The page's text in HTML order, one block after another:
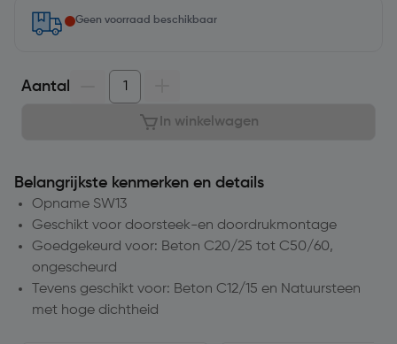
Geen voorraad beschikbaar
Aantal
In winkelwagen
Belangrijkste kenmerken en details
Opname SW13
Geschikt voor doorsteek-en doordrukmontage
Goedgekeurd voor: Beton C20/25 tot C50/60,
ongescheurd
Tevens geschikt voor: Beton C12/15 en Natuursteen
met hoge dichtheid